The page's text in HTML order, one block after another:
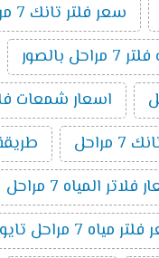
سعر فلتر تانك 7 مراحل 2021
بالصور
اسعار شمعات فلتر
طريقة
فلاتر المياه 7 مراحل
7 مراحل تايواني امريكي 2020